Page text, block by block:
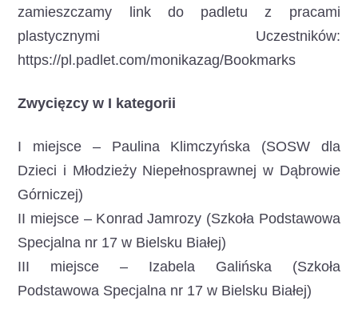
zamieszczamy link do padletu z pracami
plastycznymi Uczestników:
https://pl.padlet.com/monikazag/Bookmarks
Zwycięzcy w I kategorii
I miejsce – Paulina Klimczyńska (SOSW dla
Dzieci i Młodzieży Niepełnosprawnej w Dąbrowie
Górniczej)
II miejsce – Konrad Jamrozy (Szkoła Podstawowa
Specjalna nr 17 w Bielsku Białej)
III miejsce – Izabela Galińska (Szkoła
Podstawowa Specjalna nr 17 w Bielsku Białej)